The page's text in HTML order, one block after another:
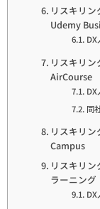
リスキリン
Udemy
リスキリン
AirCourse
DX
同
リスキリ
Campus
リスキリ
ラーニング
DX